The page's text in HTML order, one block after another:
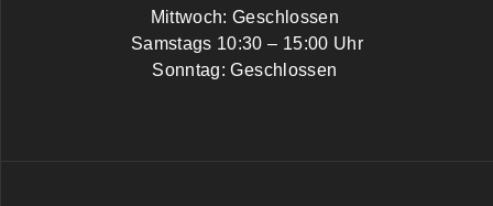
Mittwoch: Geschlossen
Samstags 10:30 – 15:00 Uhr
Sonntag: Geschlossen